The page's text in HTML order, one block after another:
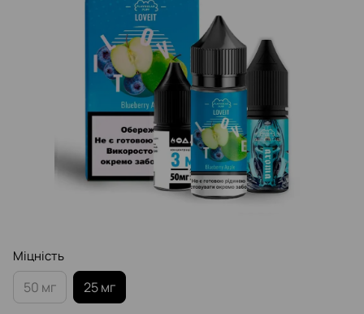
Міцність
50 мг 25 мг